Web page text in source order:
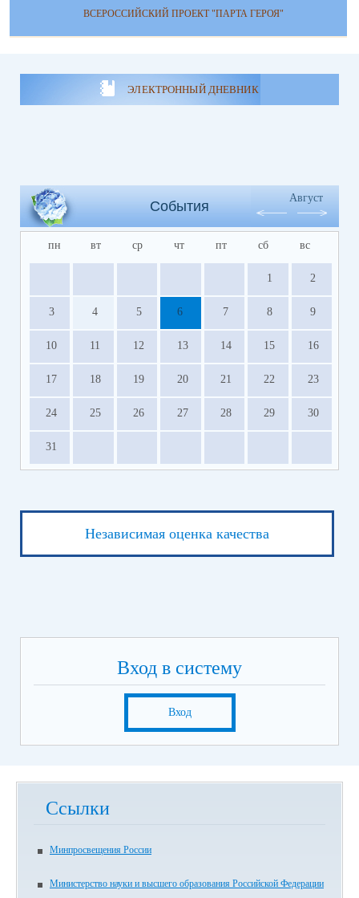
ВСЕРОССИЙСКИЙ ПРОЕКТ "ПАРТА ГЕРОЯ"
ЭЛЕКТРОННЫЙ ДНЕВНИК
События
Август
пн вт ср чт пт сб вс
1 2
3 4 5 6 7 8 9
10 11 12 13 14 15 16
17 18 19 20 21 22 23
24 25 26 27 28 29 30
31
Независимая оценка качества
Вход в систему
Вход
Ссылки
Минпросвещения России
Министерство науки и высшего образования Российской Федерации